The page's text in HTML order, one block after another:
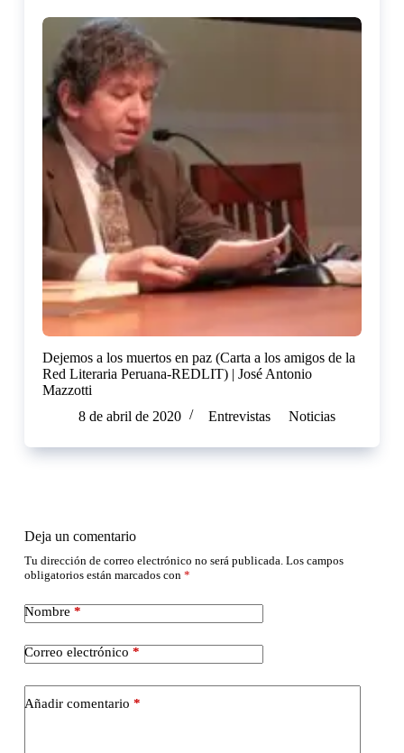
Dejemos a los muertos en paz (Carta a los amigos de la
Red Literaria Peruana-REDLIT) | José Antonio
Mazzotti
8 de abril de 2020
Entrevistas Noticias
Deja un comentario
Tu dirección de correo electrónico no será publicada. Los campos
obligatorios están marcados con *
Nombre *
Correo electrónico *
Añadir comentario *